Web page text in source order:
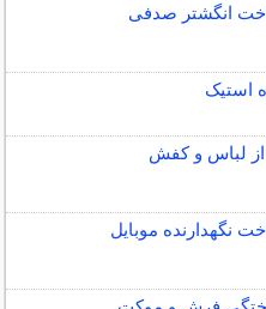
انگشتر صدفی
استیک
از لباس و کفش
نگهدارنده موبایل